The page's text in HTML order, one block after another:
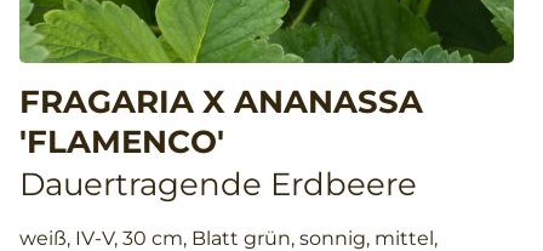
FRAGARIA X ANANASSA
'FLAMENCO'
Dauertragende Erdbeere
weiß, IV-V, 30 cm, Blatt grün, sonnig, mittel,